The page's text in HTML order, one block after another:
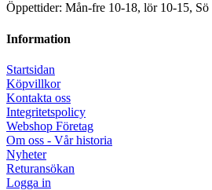
Öppettider: Mån-fre 10-18, lör 10-15, Sö
Information
Startsidan
Köpvillkor
Kontakta oss
Integritetspolicy
Webshop Företag
Om oss - Vår historia
Nyheter
Returansökan
Logga in